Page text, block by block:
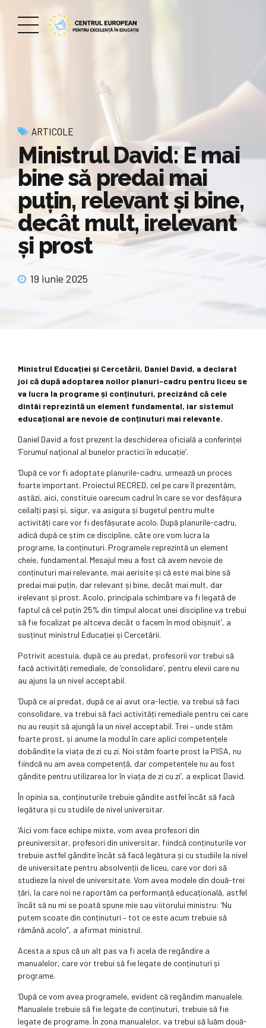
ARTICOLE
Ministrul David: E mai
bine să predai mai
puțin, relevant și bine,
decât mult, irelevant
și prost
19 iunie 2025
Ministrul Educației și Cercetării, Daniel David, a declarat
joi că după adoptarea noilor planuri-cadru pentru liceu se
va lucra la programe și conținuturi, precizând că cele
dintâi reprezintă un element fundamental, iar sistemul
educațional are nevoie de conținuturi mai relevante.
Daniel David a fost prezent la deschiderea oficială a conferinței
‘Forumul național al bunelor practici în educație’.
‘După ce vor fi adoptate planurile-cadru, urmează un proces
foarte important. Proiectul RECRED, cel pe care îl prezentăm,
astăzi, aici, constituie oarecum cadrul în care se vor desfășura
ceilalți pași și, sigur, va asigura și bugetul pentru multe
activități care vor fi desfășurate acolo. După planurile-cadru,
adică după ce știm ce discipline, câte ore vom lucra la
programe, la conținuturi. Programele reprezintă un element
cheie, fundamental. Mesajul meu a fost că avem nevoie de
conținuturi mai relevante, mai aerisite și că este mai bine să
predai mai puțin, dar relevant și bine, decât mai mult, dar
irelevant și prost. Acolo, principala schimbare va fi legată de
faptul că cel puțin 25% din timpul alocat unei discipline va trebui
să fie focalizat pe altceva decât o facem în mod obișnuit’, a
susținut ministrul Educației și Cercetării.
Potrivit acestuia, după ce au predat, profesorii vor trebui să
facă activități remediale, de ‘consolidare’, pentru elevii care nu
au ajuns la un nivel acceptabil.
‘După ce ai predat, după ce ai avut ora-lecție, va trebui să faci
consolidare, va trebui să faci activități remediale pentru cei care
nu au reușit să ajungă la un nivel acceptabil. Trei – unde stăm
foarte prost, și anume la modul în care aplici competențele
dobândite la viața de zi cu zi. Noi stăm foarte prost la PISA, nu
fiindcă nu am avea competență, dar competențele nu au fost
gândite pentru utilizarea lor în viața de zi cu zi’, a explicat David.
În opinia sa, conținuturile trebuie gândite astfel încât să facă
legătura și cu studiile de nivel universitar.
‘Aici vom face echipe mixte, vom avea profesori din
preuniversitar, profesori din universitar, fiindcă conținuturile vor
trebuie astfel gândite încât să facă legătura și cu studiile la nivel
de universitate pentru absolvenții de liceu, care vor dori să
studieze la nivel de universitate. Vom avea modele din două-trei
țări, la care noi ne raportăm ca performanță educațională, astfel
încât să nu mi se poată spune mie sau viitorului ministru: ‘Nu
putem scoate din conținuturi – tot ce este acum trebuie să
rămână acolo”, a afirmat ministrul.
Acesta a spus că un alt pas va fi acela de regândire a
manualelor, care vor trebui să fie legate de conținuturi și
programe.
‘După ce vom avea programele, evident că regândim manualele.
Manualele trebuie să fie legate de conținuturi, trebuie să fie
legate de programe. În zona manualelor, va trebui să luăm două-